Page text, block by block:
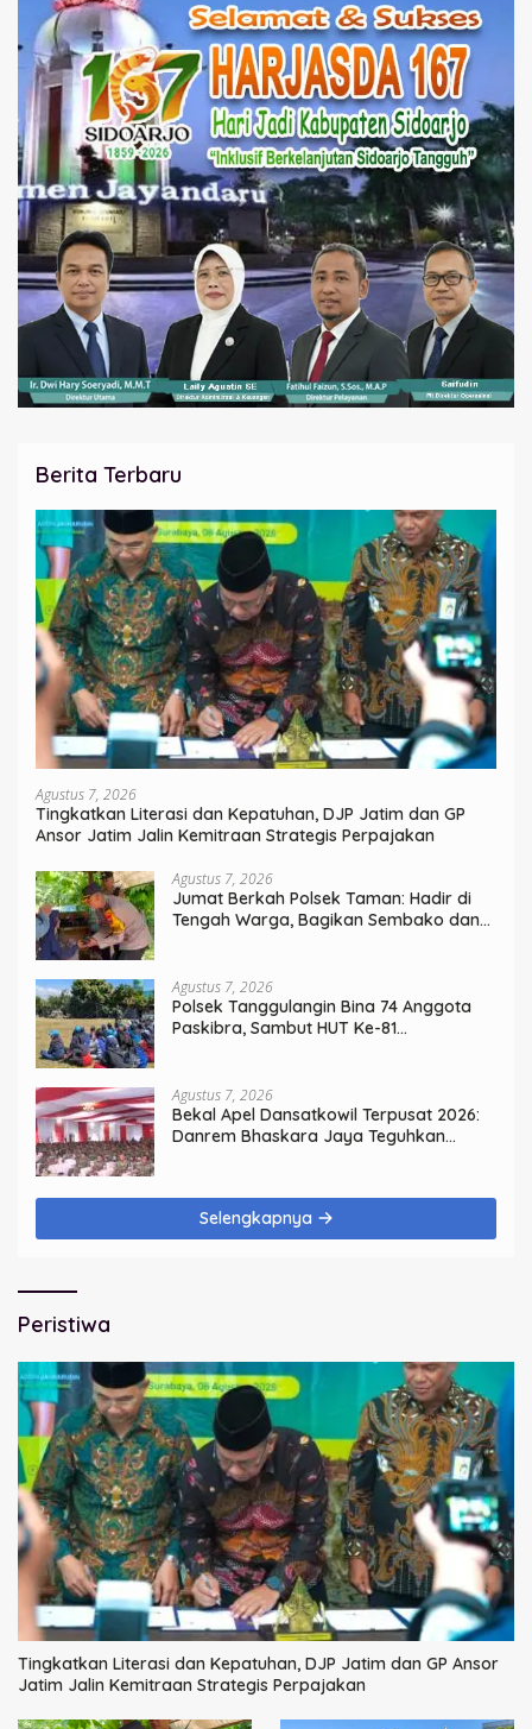
Berita Terbaru
Agustus 7, 2026
Tingkatkan Literasi dan Kepatuhan, DJP Jatim dan GP
Ansor Jatim Jalin Kemitraan Strategis Perpajakan
Agustus 7, 2026
Jumat Berkah Polsek Taman: Hadir di
Tengah Warga, Bagikan Sembako dan
Agustus 7, 2026
Polsek Tanggulangin Bina 74 Anggota
Paskibra, Sambut HUT Ke-81
Agustus 7, 2026
Bekal Apel Dansatkowil Terpusat 2026:
Danrem Bhaskara Jaya Teguhkan
Selengkapnya
Peristiwa
Tingkatkan Literasi dan Kepatuhan, DJP Jatim dan GP Ansor
Jatim Jalin Kemitraan Strategis Perpajakan